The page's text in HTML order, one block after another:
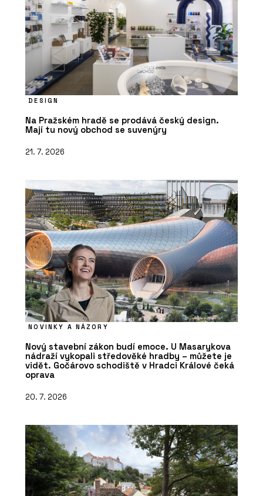
DESIGN
Na Pražském hradě se prodává český design.
Mají tu nový obchod se suvenýry
21. 7. 2026
NOVINKY A NÁZORY
Nový stavební zákon budí emoce. U Masarykova
nádraží vykopali středověké hradby – můžete je
vidět. Gočárovo schodiště v Hradci Králové čeká
oprava
20. 7. 2026